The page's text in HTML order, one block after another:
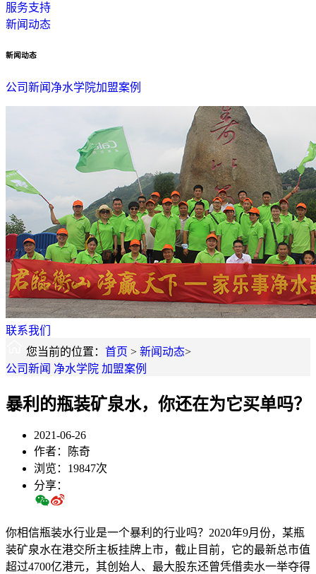
服务支持
新闻动态
新闻动态
公司新闻 净水学院加盟案例
联系我们
您当前的位置： 首页 > 新闻动态>
公司新闻 净水学院 加盟案例
暴利的瓶装矿泉水，你还在为它买单吗？
2021-06-26
作者：陈奇
浏览：19847次
分享：
你相信瓶装水行业是一个暴利的行业吗？2020年9月份，某瓶
装矿泉水在港交所主板挂牌上市，截止目前，它的最新总市值
超过4700亿港元，其创始人、最大股东还曾凭借卖水一举夺得